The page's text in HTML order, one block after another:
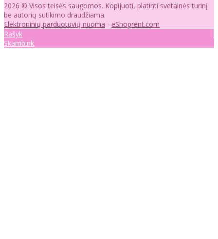
2026 © Visos teisės saugomos. Kopijuoti, platinti svetainės turinį
be autorių sutikimo draudžiama.
Elektroninių parduotuvių nuoma - eShoprent.com
Rašyk
Skambink